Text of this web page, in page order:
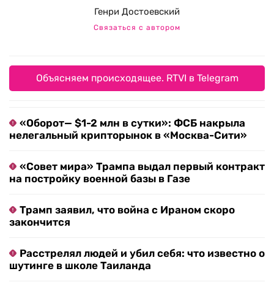
Генри Достоевский
Связаться с автором
Объясняем происходящее. RTVI в Telegram
«Оборот— $1-2 млн в сутки»: ФСБ накрыла
нелегальный крипторынок в «Москва-Сити»
«Совет мира» Трампа выдал первый контракт
на постройку военной базы в Газе
Трамп заявил, что война с Ираном скоро
закончится
Расстрелял людей и убил себя: что известно о
шутинге в школе Таиланда